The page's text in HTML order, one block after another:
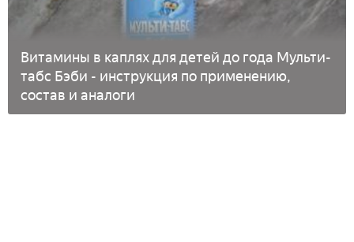
Витамины в каплях для детей до года Мульти-
табс Бэби - инструкция по применению,
состав и аналоги